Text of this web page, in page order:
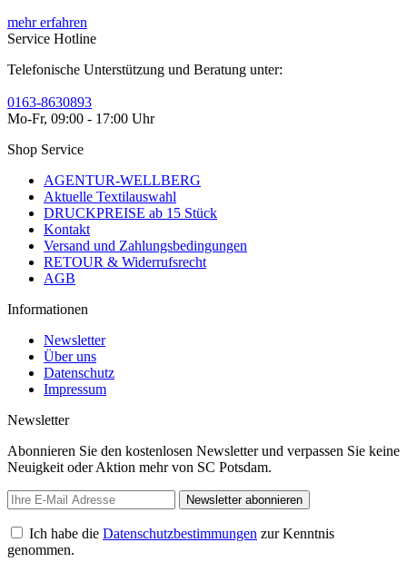
mehr erfahren
Service Hotline
Telefonische Unterstützung und Beratung unter:
0163-8630893
Mo-Fr, 09:00 - 17:00 Uhr
Shop Service
AGENTUR-WELLBERG
Aktuelle Textilauswahl
DRUCKPREISE ab 15 Stück
Kontakt
Versand und Zahlungsbedingungen
RETOUR & Widerrufsrecht
AGB
Informationen
Newsletter
Über uns
Datenschutz
Impressum
Newsletter
Abonnieren Sie den kostenlosen Newsletter und verpassen Sie keine
Neuigkeit oder Aktion mehr von SC Potsdam.
Newsletter abonnieren
Ich habe die Datenschutzbestimmungen zur Kenntnis
genommen.